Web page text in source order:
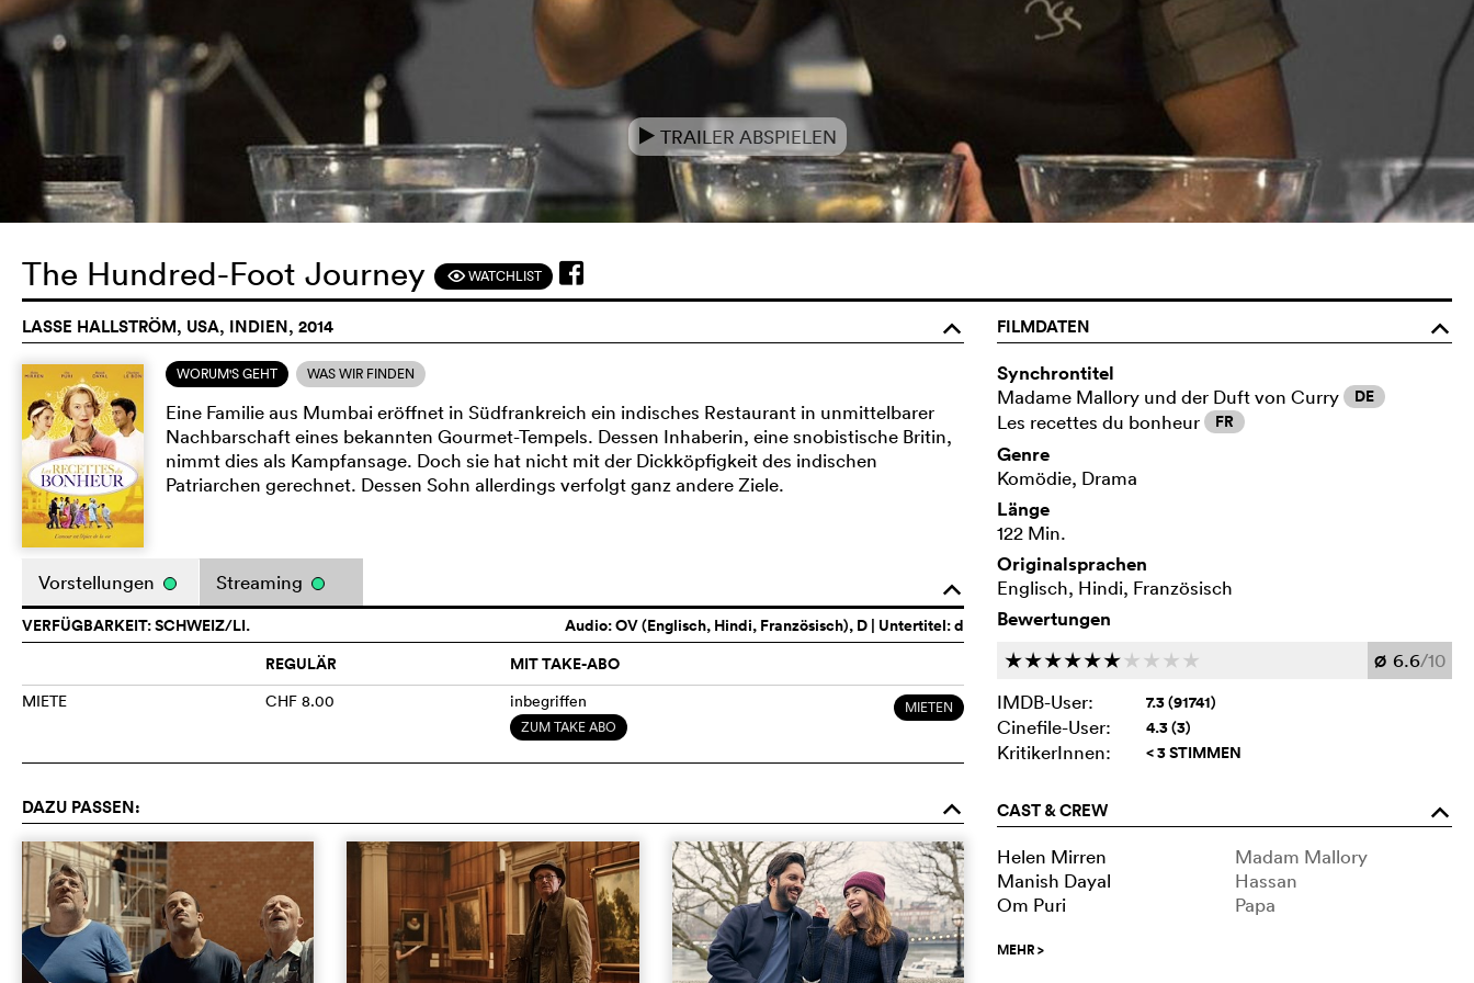
e TRAILER ABSPIELEN
The Hundred-Foot Journey FWATCHLIST
LASSE HALLSTRÖM, USA, INDIEN, 2014 o
WORUM'S GEHT WAS WIR FINDEN
Eine Familie aus Mumbai eröffnet in Südfrankreich ein indisches Restaurant in unmittelbarer
Nachbarschaft eines bekannten Gourmet-Tempels. Dessen Inhaberin, eine snobistische Britin,
nimmt dies als Kampfansage. Doch sie hat nicht mit der Dickköpfigkeit des indischen
Patriarchen gerechnet. Dessen Sohn allerdings verfolgt ganz andere Ziele.
o
Vorstellungen Streaming
Audio:OV (Englisch, Hindi, Französisch), D | Untertitel: d
VERFÜGBARKEIT: SCHWEIZ/LI.
REGULÄR
MIT TAKE-ABO
MIETE CHF 8.00 inbegriffen
ZUM TAKE ABO
MIETEN
DAZU PASSEN: o
FILMDATEN
o
Synchrontitel
Madame Mallory und der Duft von Curry DE
Les recettes du bonheur FR
Genre
Komödie, Drama
Länge
122 Min.
Originalsprachen
Englisch, Hindi, Französisch
Bewertungen
cccccc c c c c Ø 6.6/10
IMDB-User:
7.3 (91741)
Cinefile-User: 4.3 (3)
KritikerInnen: < 3 STIMMEN
CAST & CREW o
Helen Mirren
Madam Mallory
Manish Dayal
Hassan
Om Puri
Papa
MEHR>